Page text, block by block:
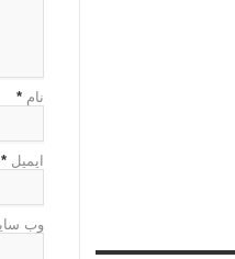
نام *
ایمیل *
وب